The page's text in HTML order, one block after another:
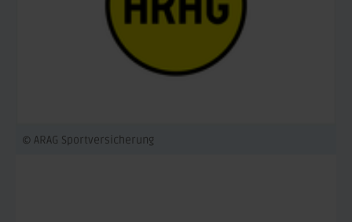
© ARAG Sportversicherung